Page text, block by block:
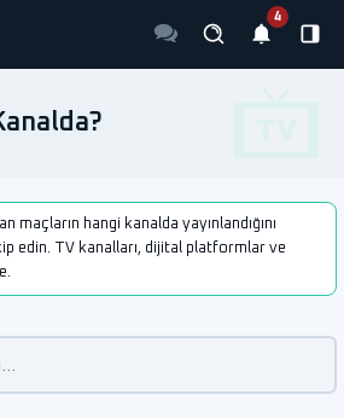
maçların hangi kanalda yayınlandığını
edin. TV kanalları, dijital platformlar ve